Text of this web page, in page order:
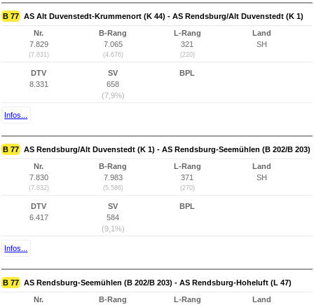
B 77 AS Alt Duvenstedt-Krummenort (K 44) - AS Rendsburg/Alt Duvenstedt (K 1)
Nr.
7.829
(7.831)
B-Rang
7.065
(4.676)
L-Rang
321
(220)
Land
SH
DTV
8.331
SV
658
(7,9%)
BPL
Infos...
B 77 AS Rendsburg/Alt Duvenstedt (K 1) - AS Rendsburg-Seemühlen (B 202/B 203)
Nr.
7.830
(7.832)
B-Rang
7.983
(5.586)
L-Rang
371
(270)
Land
SH
DTV
6.417
SV
584
(9,1%)
BPL
Infos...
B 77 AS Rendsburg-Seemühlen (B 202/B 203) - AS Rendsburg-Hoheluft (L 47)
Nr.
B-Rang
L-Rang
Land